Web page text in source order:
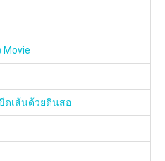
ดเส้นด้วยดินสอ